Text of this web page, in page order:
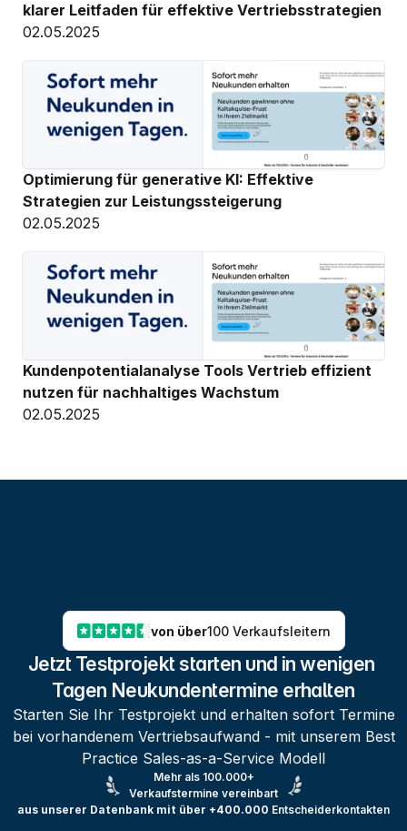
klarer Leitfaden für effektive Vertriebsstrategien
02.05.2025
Optimierung für generative KI: Effektive
Strategien zur Leistungssteigerung
02.05.2025
Kundenpotentialanalyse Tools Vertrieb effizient
nutzen für nachhaltiges Wachstum
02.05.2025
von über100 Verkaufsleitern
Jetzt Testprojekt starten und in wenigen
Tagen Neukundentermine erhalten
Starten Sie Ihr Testprojekt und erhalten sofort Termine
bei vorhandenem Vertriebsaufwand - mit unserem Best
Practice Sales-as-a-Service Modell
Mehr als 100.000+
Verkaufstermine vereinbart
aus unserer Datenbank mit über +400.000 Entscheiderkontakten